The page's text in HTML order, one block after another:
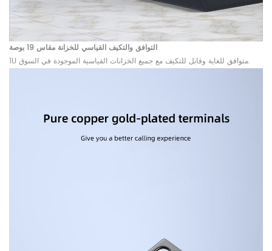
التوافق والتكيف القياسي للخزانة مقاس 19 بوصة
1U متوافق للغاية وقابل للتكيف مع جميع الخزانات القياسية الموجودة في السوق.